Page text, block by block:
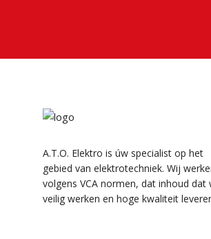
A.T.O. Elektro is úw specialist op het
gebied van elektrotechniek. Wij
volgens VCA normen, dat inhoud dat
veilig werken en hoge kwaliteit